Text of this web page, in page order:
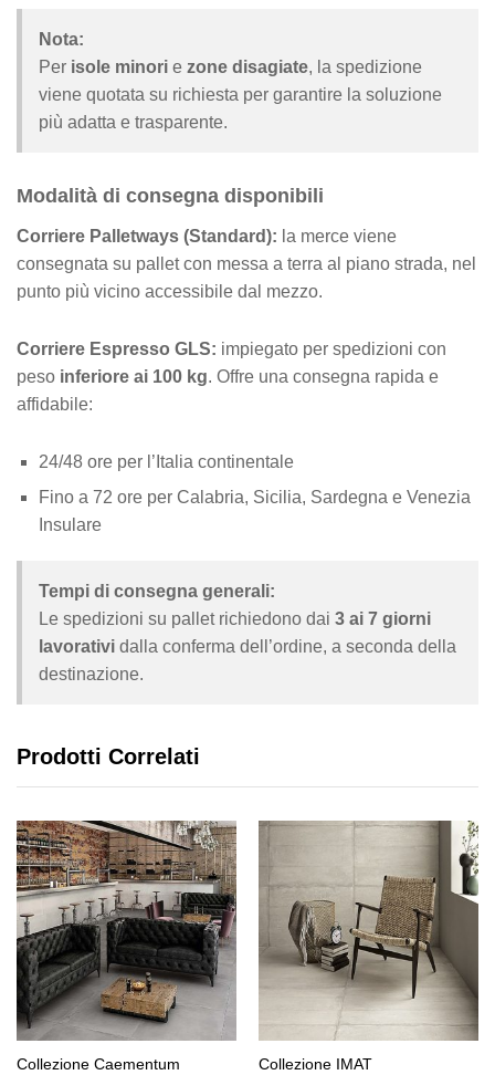
Nota:
Per isole minori e zone disagiate, la spedizione
viene quotata su richiesta per garantire la soluzione
più adatta e trasparente.
Modalità di consegna disponibili
Corriere Palletways (Standard): la merce viene
consegnata su pallet con messa a terra al piano strada, nel
punto più vicino accessibile dal mezzo.
Corriere Espresso GLS: impiegato per spedizioni con
peso inferiore ai 100 kg. Offre una consegna rapida e
affidabile:
24/48 ore per l’Italia continentale
Fino a 72 ore per Calabria, Sicilia, Sardegna e Venezia
Insulare
Tempi di consegna generali:
Le spedizioni su pallet richiedono dai 3 ai 7 giorni
lavorativi dalla conferma dell’ordine, a seconda della
destinazione.
Prodotti Correlati
Collezione Caementum Collezione IMAT